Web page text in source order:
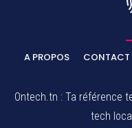
A PROPOS CONTACT
Ontech.tn : Ta référence
tech